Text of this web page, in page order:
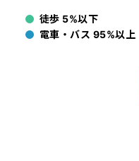
徒歩 5%以下
電車・バス 95%以上